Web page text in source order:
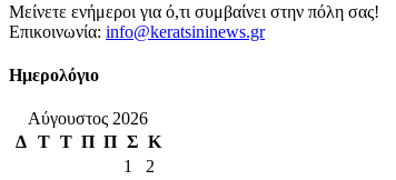
Μείνετε ενήμεροι για ό,τι συμβαίνει στην πόλη σας!
Επικοινωνία: info@keratsininews.gr
Ημερολόγιο
Αύγουστος 2026
Δ Τ Τ Π Π Σ Κ
1
2